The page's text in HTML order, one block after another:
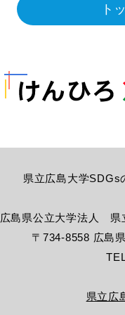
ト
県立広島大学SDGs
広島県公立大学法人 県
〒734-8558 広島
県立広